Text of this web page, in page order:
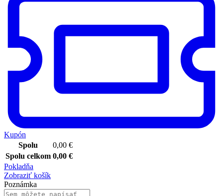
Kupón
Spolu
0,00 €
Spolu celkom 0,00 €
Pokladňa
Zobraziť košík
Poznámka